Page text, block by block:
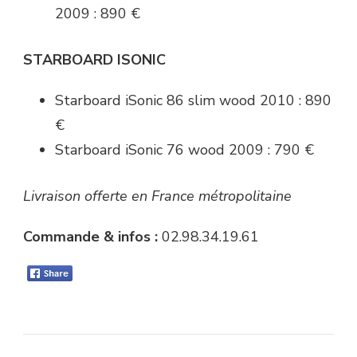
2009 : 890 €
STARBOARD ISONIC
Starboard iSonic 86 slim wood 2010 : 890
€
Starboard iSonic 76 wood 2009 : 790 €
Livraison offerte en France métropolitaine
Commande & infos : 02.98.34.19.61